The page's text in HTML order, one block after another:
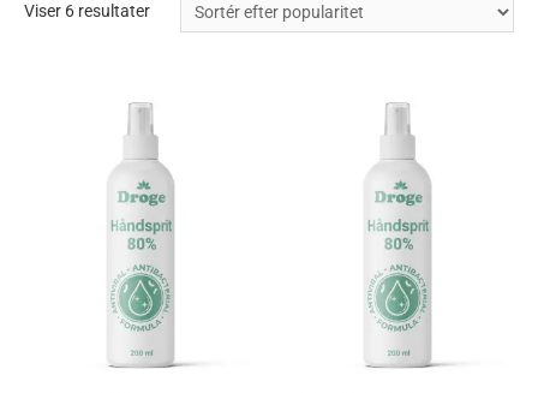
Viser 6 resultater